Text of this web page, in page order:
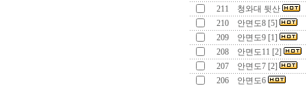
211
청와대 뒷산
210
안면도8 [5]
209
안면도9 [1]
208
안면도11 [2]
207
안면도7 [2]
206
안면도6